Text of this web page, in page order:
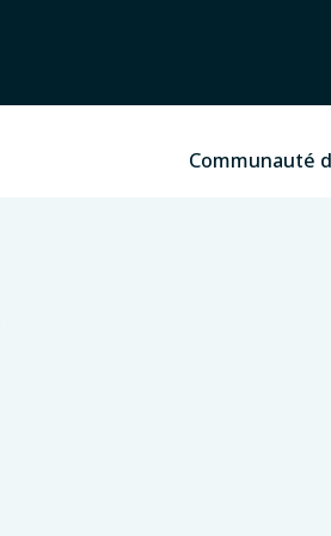
Communauté